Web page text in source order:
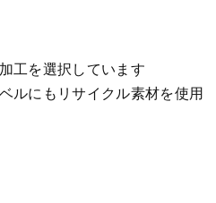
工を選択しています
ルにもリサイクル素材を使用